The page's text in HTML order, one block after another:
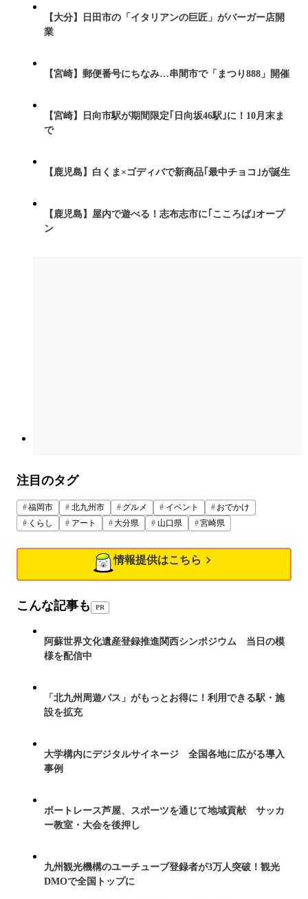
【大分】日田市の「イタリアンの巨匠」がバーガー店開
業
【宮崎】郵便番号にちなみ…串間市で「まつり888」開催
【宮崎】日向市駅が期間限定｢日向坂46駅｣に！10月末ま
で
【鹿児島】白くま×ゴディバで新商品｢最中チョコ｣が誕生
【鹿児島】屋内で遊べる！志布志市に｢こころば｣オープ
ン
注目のタグ
福岡市 北九州市 グルメ イベント
おでかけ
くらし
アート 大分県 山口県 宮崎県
情報提供はこちら
こんな記事も PR
阿蘇世界文化遺産登録推進関西シンポジウム 当日の模
様を配信中
「北九州周遊パス」がもっとお得に！利用できる駅・施
設を拡充
大学構内にデジタルサイネージ 全国各地に広がる導入
事例
ボートレース芦屋、スポーツを通じて地域貢献 サッカ
ー教室・大会を後押し
九州観光機構のユーチューブ登録者が3万人突破！観光
DMOで全国トップに